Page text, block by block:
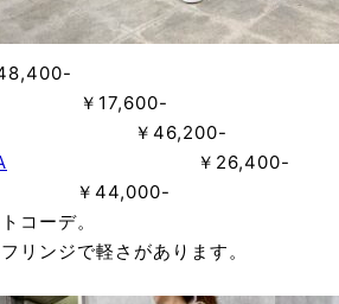
46,200-
￥26,400-
44,000-
コーデ。
リンジで軽さがあります。